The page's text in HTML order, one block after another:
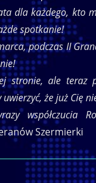
dla każdego, kto
spotkanie!
podczas II
stronie, ale teraz
że już Cię
współczucia
Szermierki